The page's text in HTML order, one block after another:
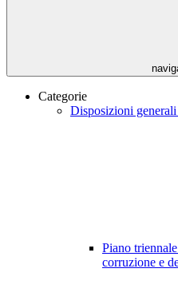
Categorie
Disposizioni generali
Piano
corruzione e